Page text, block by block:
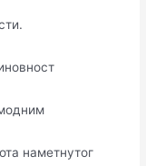
наметнутог